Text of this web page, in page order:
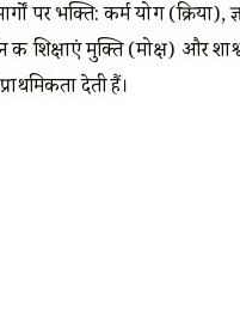
पर भक्ति: कर्म योग
की शिक्षाएं मुक्ति (मोक्ष) और
देती हैं।